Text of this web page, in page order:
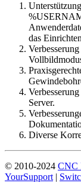
das
Server.
Diverse
© 2010-2024 CNC
YourSupport |